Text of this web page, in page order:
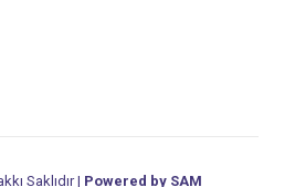
Saklıdır | Powered by SAM